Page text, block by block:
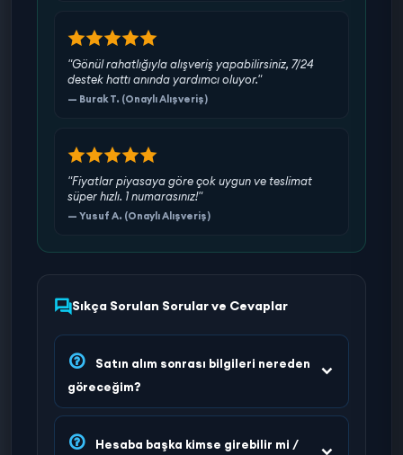
"Gönül rahatlığıyla alışveriş yapabilirsiniz, 7/24
destek hattı anında yardımcı oluyor."
— Burak T. (Onaylı Alışveriş)
"Fiyatlar piyasaya göre çok uygun ve teslimat
süper hızlı. 1 numarasınız!"
— Yusuf A. (Onaylı Alışveriş)
Sıkça Sorulan Sorular ve Cevaplar
Satın alım sonrası bilgileri nereden
göreceğim?
Hesaba başka kimse girebilir mi /